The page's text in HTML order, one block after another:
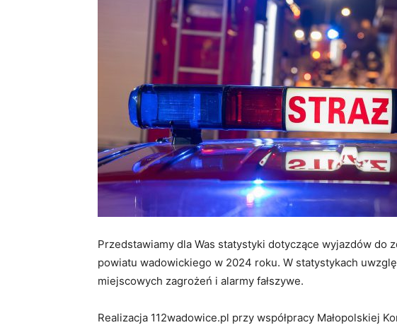
Przedstawiamy dla Was statystyki dotyczące wyjazdów do
powiatu wadowickiego w 2024 roku. W statystykach
miejscowych zagrożeń i alarmy fałszywe.
Realizacja 112wadowice.pl przy współpracy Małopolskiej